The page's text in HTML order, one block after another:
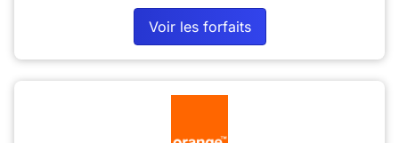
Voir les forfaits